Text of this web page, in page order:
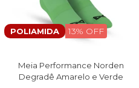
POLIAMIDA 13% OFF
Meia Performance Norden
Degradê Amarelo e Verde